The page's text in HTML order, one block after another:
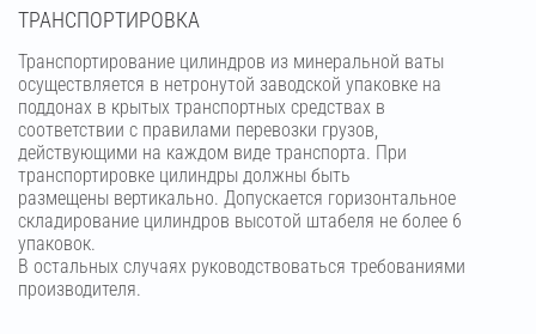
ТРАНСПОРТИРОВКА
Транспортирование цилиндров из минеральной ваты
осуществляется в нетронутой заводской упаковке на
поддонах в крытых транспортных средствах в
соответствии с правилами перевозки грузов,
действующими на каждом виде транспорта. При
транспортировке цилиндры должны быть
размещены вертикально. Допускается горизонтальное
складирование цилиндров высотой штабеля не более 6
упаковок.
В остальных случаях руководствоваться требованиями
производителя.